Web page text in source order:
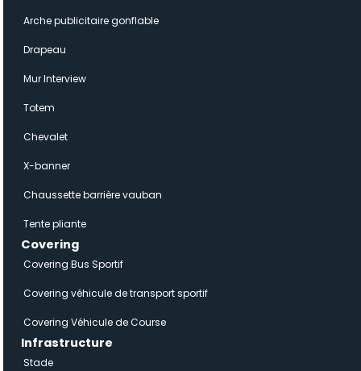
Arche publicitaire gonflable
Drapeau
Mur Interview
Totem
Chevalet
X-banner
Chaussette barrière vauban
Tente pliante
Covering
Covering Bus Sportif
Covering véhicule de transport sportif
Covering Véhicule de Course
Infrastructure
Stade